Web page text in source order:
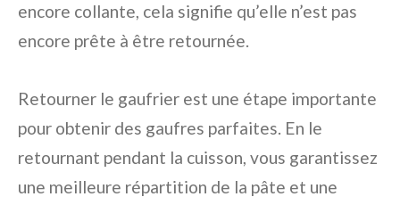
encore collante, cela signifie qu’elle n’est pas
encore prête à être retournée.
Retourner le gaufrier est une étape importante
pour obtenir des gaufres parfaites. En le
retournant pendant la cuisson, vous garantissez
une meilleure répartition de la pâte et une